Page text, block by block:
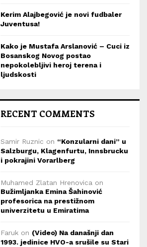
Kerim Alajbegović je novi fudbaler
Juventusa!
Kako je Mustafa Arslanović – Cuci iz
Bosanskog Novog postao
nepokolebljivi heroj terena i
ljudskosti
RECENT COMMENTS
Samir Ruznic on “Konzularni dani” u
Salzburgu, Klagenfurtu, Innsbrucku
i pokrajini Vorarlberg
Muhamed Zlatan Hrenovica on
Bužimljanka Emina Šahinović
profesorica na prestižnom
univerzitetu u Emiratima
Faruk on (Video) Na današnji dan
1993. jedinice HVO-a srušile su Stari